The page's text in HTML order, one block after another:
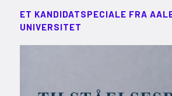
ET KANDIDATSPECIALE FRA
UNIVERSITET